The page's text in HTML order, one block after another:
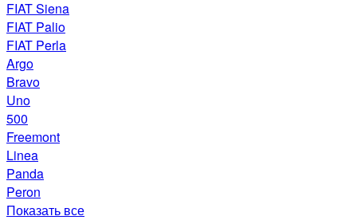
FIAT Siena
FIAT Palio
FIAT Perla
Argo
Bravo
Uno
500
Freemont
Linea
Panda
Peron
Показать все